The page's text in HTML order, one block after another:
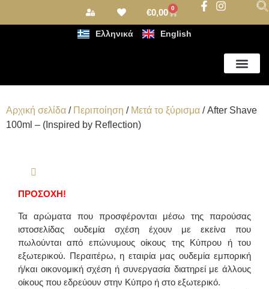
€0,00 0
Ελληνικά English
Αρχική σελίδα / Περιποίηση / Μετά το ξύρισμα / After Shave
100ml – (Inspired by Reflection)
ΠΡΟΣΟΧΗ!
Τα αρώματα που προσφέρονται μέσω της παρούσας
ιστοσελίδας ουδεμία σχέση έχουν με εκείνα που
πωλούνται από επώνυμους οίκους της Κύπρου ή του
εξωτερικού. Περαιτέρω, η εταιρία μας ουδεμία εμπορική
ή/και οικονομική σχέση ή συνεργασία διατηρεί με άλλους
οίκους που εδρεύουν στην Κύπρο ή στο εξωτερικό.